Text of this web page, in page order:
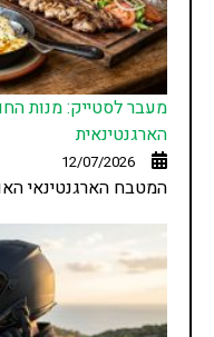
מעבר לסטייק: מנות
הארגנטינאית
12/07/2026
המטבח הארגנטינאי